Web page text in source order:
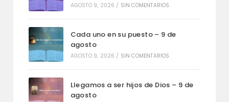
AGOSTO 9, 2026 / SIN COMENTARIOS
Cada uno en su puesto – 9 de
agosto
AGOSTO 9, 2026 / SIN COMENTARIOS
Llegamos a ser hijos de Dios – 9 de
agosto